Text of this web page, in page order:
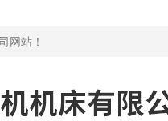
网站！